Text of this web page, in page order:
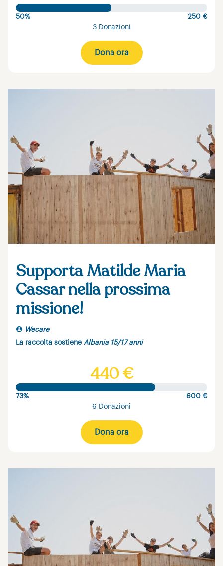
50%
250 €
3 Donazioni
Dona ora
Supporta Matilde Maria
Cassar nella prossima
missione!
Wecare
La raccolta sostiene Albania 15/17 anni
440 €
73%
600 €
6 Donazioni
Dona ora